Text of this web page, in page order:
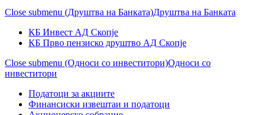
Close submenu (Друштва на Банката)Друштва на Банката
КБ Инвест АД Скопје
КБ Прво пензиско друштво АД Скопје
Close submenu (Односи со инвеститори)Односи со
инвеститори
Податоци за акциите
Финансиски извештаи и податоци